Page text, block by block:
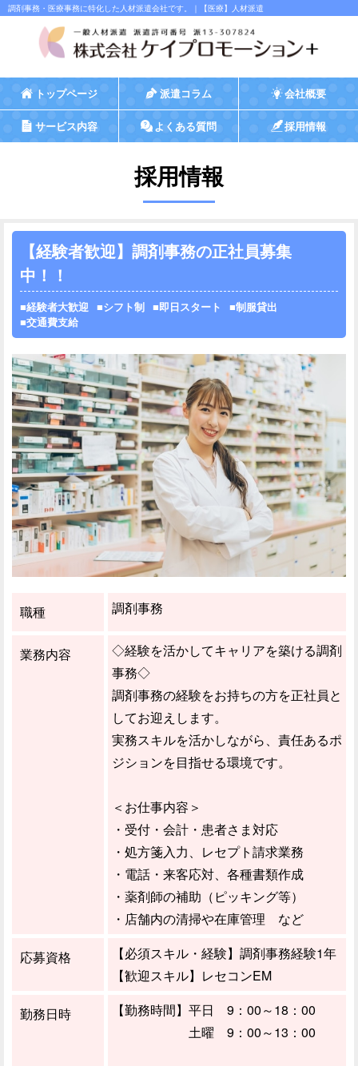
調剤事務・医療事務に特化した人材派遣会社です。｜【医療】人材派遣
トップページ 派遣コラム 会社概要
サービス内容 よくある質問 採用情報
採用情報
【経験者歓迎】調剤事務の正社員募集
中！！
経験者大歓迎 シフト制 即日スタート
制服貸出
交通費支給
職種 調剤事務
業務内容
◇経験を活かしてキャリアを築ける調剤
事務◇
調剤事務の経験をお持ちの方を正社員と
してお迎えします。
実務スキルを活かしながら、責任あるポ
ジションを目指せる環境です。
＜お仕事内容＞
・受付・会計・患者さま対応
・処方箋入力、レセプト請求業務
・電話・来客応対、各種書類作成
・薬剤師の補助（ピッキング等）
・店舗内の清掃や在庫管理 など
応募資格
【必須スキル・経験】調剤事務経験1年
【歓迎スキル】レセコンEM
勤務日時
【勤務時間】平日 9：00～18：00
土曜 9：00～13：00